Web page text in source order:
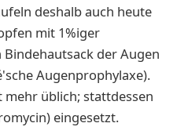
deshalb auch heute
mit 1%iger
Bindehautsack der Augen
Augenprophylaxe).
mehr üblich; stattdessen
eingesetzt.